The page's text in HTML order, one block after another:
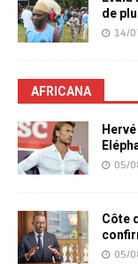
de
14/
AFRICANA
05/
Côte
05/